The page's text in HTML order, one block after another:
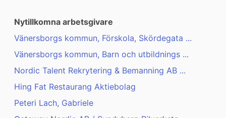
Nytillkomna arbetsgivare
Vänersborgs kommun, Förskola, Skördegata ...
Vänersborgs kommun, Barn och utbildnings ...
Nordic Talent Rekrytering & Bemanning AB ...
Hing Fat Restaurang Aktiebolag
Peteri Lach, Gabriele